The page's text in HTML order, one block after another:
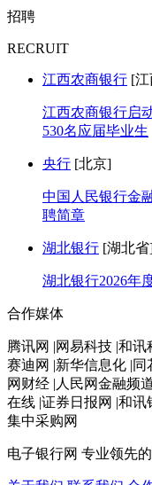
招聘
RECRUIT
江西农商银行 [
江西农商银行启
530名应届毕业生
央行 [北京]
中国人民银行金
聘简章
湖北银行 [湖北
湖北银行2026年
合作媒体
腾讯网 |网易科技 |和
赛迪网 |新华信息化 |
网财经 |人民网金融频
在线 |证券日报网 |和
集中采购网
电子银行网 专业领先